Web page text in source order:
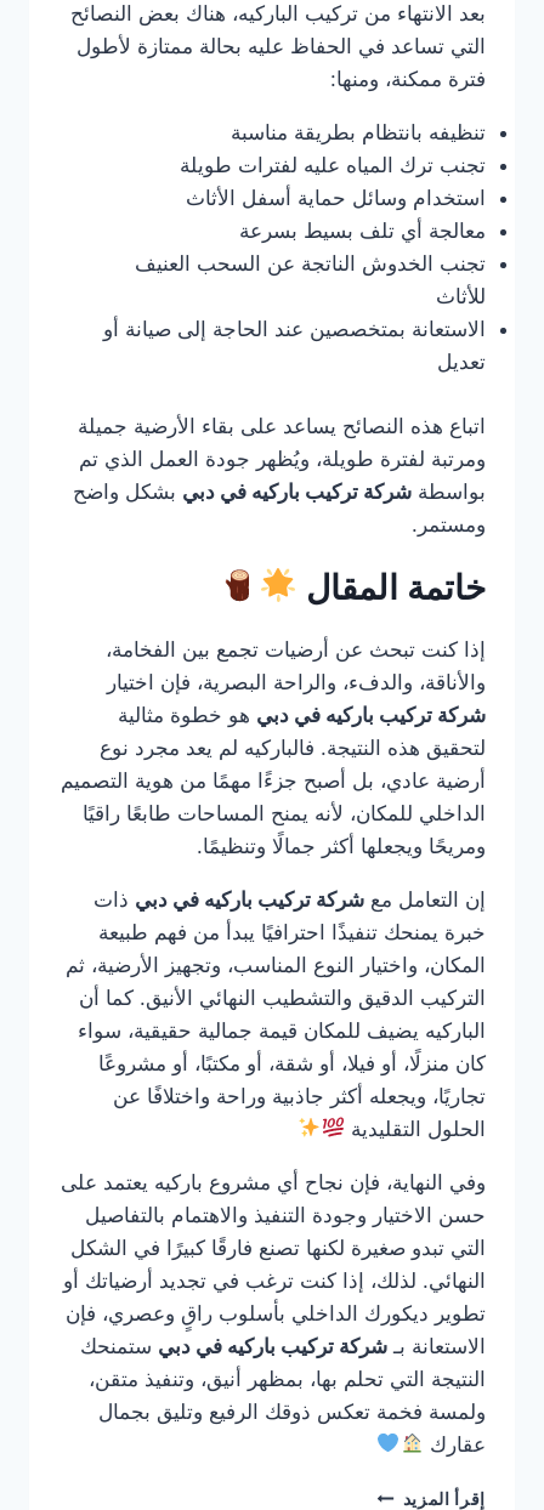
بعد الانتهاء من تركيب الباركيه، هناك بعض النصائح
التي تساعد في الحفاظ عليه بحالة ممتازة لأطول
فترة ممكنة، ومنها:
تنظيفه بانتظام بطريقة مناسبة
تجنب ترك المياه عليه لفترات طويلة
استخدام وسائل حماية أسفل الأثاث
معالجة أي تلف بسيط بسرعة
تجنب الخدوش الناتجة عن السحب العنيف
للأثاث
الاستعانة بمتخصصين عند الحاجة إلى صيانة أو
تعديل
اتباع هذه النصائح يساعد على بقاء الأرضية جميلة
ومرتبة لفترة طويلة، ويُظهر جودة العمل الذي تم
بواسطة شركة تركيب باركيه في دبي بشكل واضح
ومستمر.
خاتمة المقال
إذا كنت تبحث عن أرضيات تجمع بين الفخامة،
والأناقة، والدفء، والراحة البصرية، فإن اختيار
شركة تركيب باركيه في دبي هو خطوة مثالية
لتحقيق هذه النتيجة. فالباركيه لم يعد مجرد نوع
أرضية عادي، بل أصبح جزءًا مهمًا من هوية التصميم
الداخلي للمكان، لأنه يمنح المساحات طابعًا راقيًا
ومريحًا ويجعلها أكثر جمالًا وتنظيمًا.
إن التعامل مع شركة تركيب باركيه في دبي ذات
خبرة يمنحك تنفيذًا احترافيًا يبدأ من فهم طبيعة
المكان، واختيار النوع المناسب، وتجهيز الأرضية، ثم
التركيب الدقيق والتشطيب النهائي الأنيق. كما أن
الباركيه يضيف للمكان قيمة جمالية حقيقية، سواء
كان منزلًا، أو فيلا، أو شقة، أو مكتبًا، أو مشروعًا
تجاريًا، ويجعله أكثر جاذبية وراحة واختلافًا عن
الحلول التقليدية
وفي النهاية، فإن نجاح أي مشروع باركيه يعتمد على
حسن الاختيار وجودة التنفيذ والاهتمام بالتفاصيل
التي تبدو صغيرة لكنها تصنع فارقًا كبيرًا في الشكل
النهائي. لذلك، إذا كنت ترغب في تجديد أرضياتك أو
تطوير ديكورك الداخلي بأسلوب راقٍ وعصري، فإن
الاستعانة بـ شركة تركيب باركيه في دبي ستمنحك
النتيجة التي تحلم بها، بمظهر أنيق، وتنفيذ متقن،
ولمسة فخمة تعكس ذوقك الرفيع وتليق بجمال
عقارك
إقرأ المزيد شركة